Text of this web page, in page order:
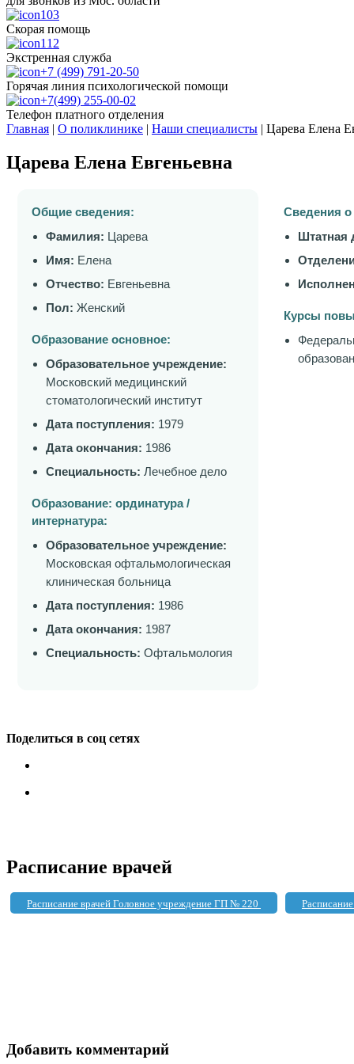
103
Скорая помощь
112
Экстренная служба
+7 (499) 791-20-50
Горячая линия психологической помощи
+7(499) 255-00-02
Телефон платного отделения
Главная | О поликлинике | Наши специалисты | Царева Елена
Царева Елена Евгеньевна
Общие сведения:
Фамилия: Царева
Имя: Елена
Отчество: Евгеньевна
Пол: Женский
Образование основное:
Образовательное учреждение:
Московский медицинский
стоматологический институт
Дата поступления: 1979
Дата окончания: 1986
Специальность: Лечебное дело
Образование: ординатура /
интернатура:
Образовательное учреждение:
Московская офтальмологическая
клиническая больница
Дата поступления: 1986
Дата окончания: 1987
Специальность: Офтальмология
Сведения
Штатная
Курсы
Поделиться в соц сетях
Расписание врачей
Расписание врачей Головное учреждение ГП № 220
Добавить комментарий